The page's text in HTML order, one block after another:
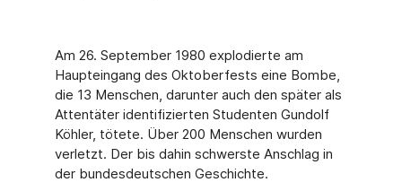
Am 26. September 1980 explodierte am
Haupteingang des Oktoberfests eine Bombe,
die 13 Menschen, darunter auch den später als
Attentäter identifizierten Studenten Gundolf
Köhler, tötete. Über 200 Menschen wurden
verletzt. Der bis dahin schwerste Anschlag in
der bundesdeutschen Geschichte.